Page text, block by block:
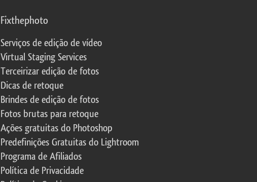
Fixthephoto
Serviços de edição de vídeo
Virtual Staging Services
Terceirizar edição de fotos
Dicas de retoque
Brindes de edição de fotos
Fotos brutas para retoque
Ações gratuitas do Photoshop
Predefinições Gratuitas do Lightroom
Programa de Afiliados
Política de Privacidade